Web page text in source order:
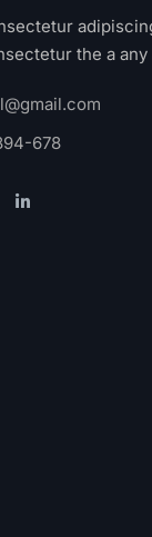
the a any
678